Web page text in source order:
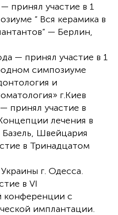
принял участие в 1
“ Вся керамика в
— Берлин,
— принял участие в 1
симпозиуме
и
г.Киев
принял участие в
лечения в
Швейцария
в Тринадцатом
г. Одесса.
в VI
конференции с
имплантации.